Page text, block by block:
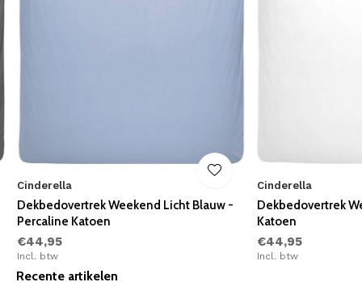
Cinderella
Dekbedovertrek Weekend Licht Blauw -
Percaline Katoen
€44,95
Incl. btw
Cinderella
Dekbedovertrek
Katoen
€44,95
Incl. btw
Recente artikelen